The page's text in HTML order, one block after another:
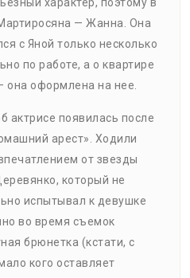
— Жанна. Она
с Яной только несколько
по работе, а о квартире
она оформлена на нее.
актрисе появилась после
арест». Ходили
от звезды
который не
испытывал к девушке
во время съемок
брюнетка (кстати, с
кого оставляет